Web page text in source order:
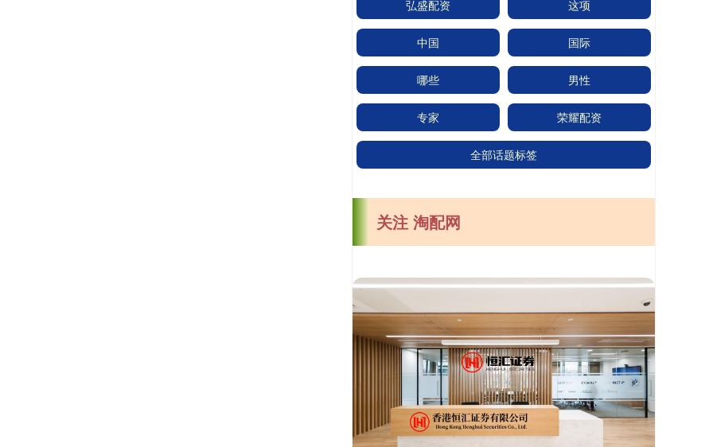
弘盛配资 这项
中国 国际
哪些 男性
专家 荣耀配资
全部话题标签
关注 淘配网